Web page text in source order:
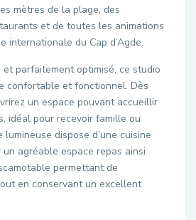
mètres de la plage, des
et de toutes les animations
internationale du Cap d’Agde.
parfaitement optimisé, ce studio
confortable et fonctionnel. Dès
un espace pouvant accueillir
idéal pour recevoir famille ou
lumineuse dispose d’une cuisine
agréable espace repas ainsi
permettant de
en conservant un excellent